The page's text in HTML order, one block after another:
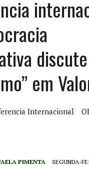
discute
em
Internacional
PIMENTA
SEGUNDA-